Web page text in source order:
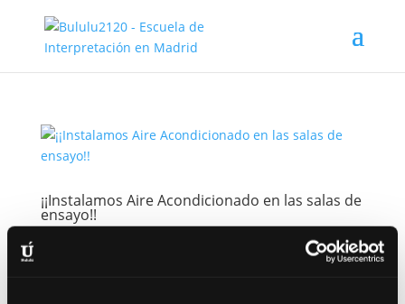
¡¡Instalamos Aire Acondicionado en las salas de
ensayo!!
porJaime|Jul 13, 2015|Noticias